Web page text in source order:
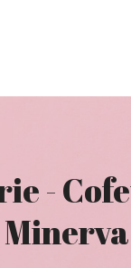
-
Minerva